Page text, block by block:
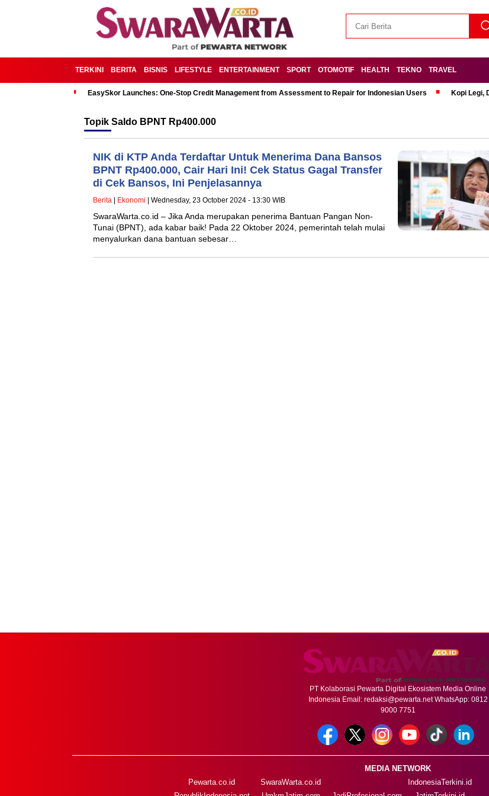
TERKINI BERITA BISNIS LIFESTYLE ENTERTAINMENT SPORT OTOMOTIF HEALTH TEKNO TRAVEL
EasySkor Launches: One-Stop Credit Management from Assessment to Repair for Indonesian Users Kopi Legi,
Topik Saldo BPNT Rp400.000
NIK di KTP Anda Terdaftar Untuk Menerima Dana Bansos
BPNT Rp400.000, Cair Hari Ini! Cek Status Gagal Transfer
di Cek Bansos, Ini Penjelasannya
Berita Ekonomi | Wednesday, 23 October 2024 - 13:30 WIB
SwaraWarta.co.id – Jika Anda merupakan penerima Bantuan Pangan Non-
Tunai (BPNT), ada kabar baik! Pada 22 Oktober 2024, pemerintah telah mulai
menyalurkan dana bantuan sebesar…
PT Kolaborasi Pewarta Digital Ekosistem Media Online
Indonesia Email: redaksi@pewarta.netWhatsApp: 0812
9000 7751
MEDIA NETWORK
Pewarta.co.id
SwaraWarta.co.id
IndonesiaTerkini.id